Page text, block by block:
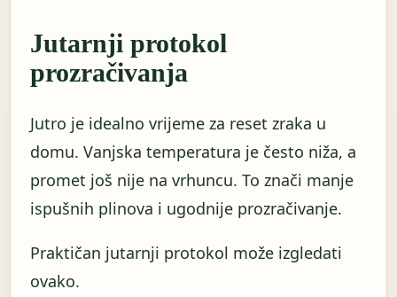
Jutarnji protokol
prozračivanja
Jutro je idealno vrijeme za reset zraka u
domu. Vanjska temperatura je često niža, a
promet još nije na vrhuncu. To znači manje
ispušnih plinova i ugodnije prozračivanje.
Praktičan jutarnji protokol može izgledati
ovako.